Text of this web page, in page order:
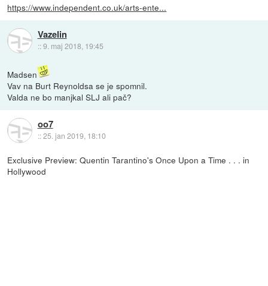
https://www.independent.co.uk/arts-ente...
Vazelin
::9. maj 2018, 19:45
Madsen
Vav na Burt Reynoldsa se je spomnil.
Valda ne bo manjkal SLJ ali pač?
oo7
::25. jan 2019, 18:10
Exclusive Preview: Quentin Tarantino's Once Upon a Time . . . in
Hollywood